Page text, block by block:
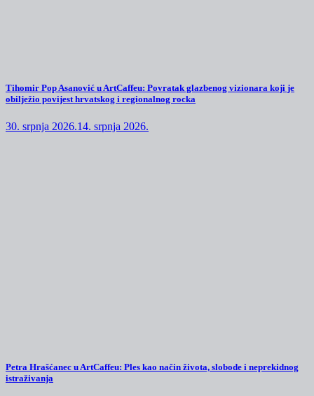
Tihomir Pop Asanović u ArtCaffeu: Povratak glazbenog vizionara koji je
obilježio povijest hrvatskog i regionalnog rocka
30. srpnja 2026.14. srpnja 2026.
Petra Hrašćanec u ArtCaffeu: Ples kao način života, slobode i neprekidnog
istraživanja